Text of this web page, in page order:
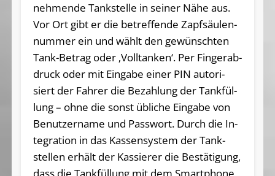
neh­men­de Tank­stel­le in sei­ner Nä­he aus.
Vor Ort gibt er die be­tref­fen­de Zapf­säu­len­
num­mer ein und wählt den ge­wünsch­ten
Tank-Be­trag oder ‚Voll­tan­ken‘. Per Fin­ger­ab­
druck oder mit Ein­ga­be ei­ner PIN au­to­ri­
siert der Fah­rer die Be­zah­lung der Tank­fül­
lung – oh­ne die sonst üb­li­che Ein­ga­be von
Be­nut­zer­na­me und Pass­wort. Durch die In­
te­gra­ti­on in das Kas­sen­sys­tem der Tank­
stel­len er­hält der Kas­sie­rer die Be­stä­ti­gung,